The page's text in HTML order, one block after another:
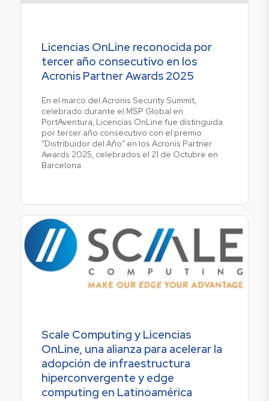
Licencias OnLine reconocida por
tercer año consecutivo en los
Acronis Partner Awards 2025
En el marco del Acronis Security Summit,
celebrado durante el MSP Global en
PortAventura, Licencias OnLine fue distinguida
por tercer año consecutivo con el premio
“Distribuidor del Año” en los Acronis Partner
Awards 2025, celebrados el 21 de Octubre en
Barcelona.
Scale Computing y Licencias
OnLine, una alianza para acelerar la
adopción de infraestructura
hiperconvergente y edge
computing en Latinoamérica